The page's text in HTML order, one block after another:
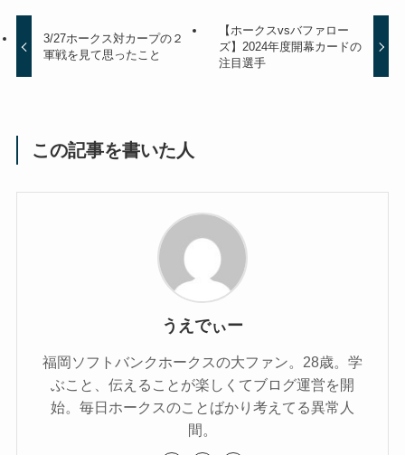
3/27ホークス対カープの２
軍戦を見て思ったこと
【ホークスvsバファロー
ズ】2024年度開幕カードの
注目選手
この記事を書いた人
うえでぃー
福岡ソフトバンクホークスの大ファン。28歳。学
ぶこと、伝えることが楽しくてブログ運営を開
始。毎日ホークスのことばかり考えてる異常人
間。